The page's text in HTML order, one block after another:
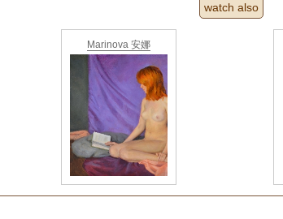
watch also
Marinova 安娜